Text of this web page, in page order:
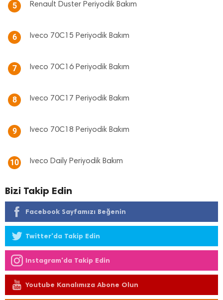
5 Renault Duster Periyodik Bakım
6 Iveco 70C15 Periyodik Bakım
7 Iveco 70C16 Periyodik Bakım
8 Iveco 70C17 Periyodik Bakım
9 Iveco 70C18 Periyodik Bakım
10 Iveco Daily Periyodik Bakım
Bizi Takip Edin
Facebook Sayfamızı Beğenin
Twitter'da Takip Edin
Instagram'da Takip Edin
Youtube Kanalımıza Abone Olun